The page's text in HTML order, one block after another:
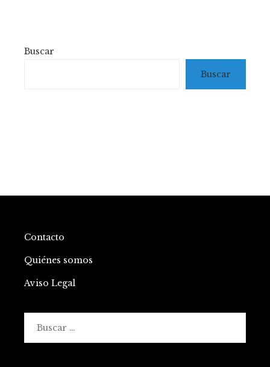
Buscar
Buscar
Contacto
Quiénes somos
Aviso Legal